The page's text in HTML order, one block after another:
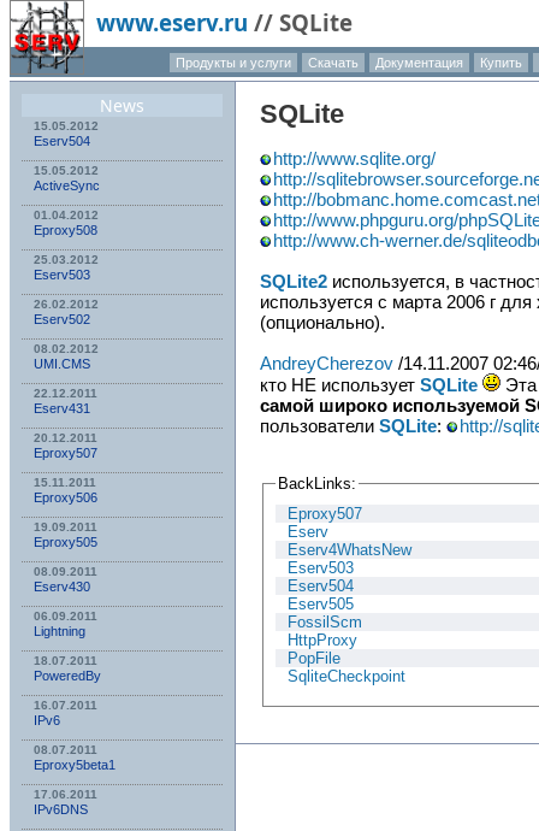
www.eserv.ru // SQLite
Продукты и услуги Скачать Документация Купить
News
15.05.2012
Eserv504
15.05.2012
ActiveSync
01.04.2012
Eproxy508
25.03.2012
Eserv503
26.02.2012
Eserv502
08.02.2012
UMI.CMS
22.12.2011
Eserv431
20.12.2011
Eproxy507
15.11.2011
Eproxy506
19.09.2011
Eproxy505
08.09.2011
Eserv430
06.09.2011
Lightning
18.07.2011
PoweredBy
16.07.2011
IPv6
08.07.2011
Eproxy5beta1
17.06.2011
IPv6DNS
SQLite
http://www.sqlite.org/
http://
http://
http://www.phpguru.org/
http://www.ch-werner.de/
SQLite2 используется, в
используется с марта 2006 г
(опционально).
AndreyCherezov /14.11.2007
кто НЕ использует SQLite
самой широко используемой
пользователи SQLite: http://
BackLinks:
Eproxy507
Eserv
Eserv4WhatsNew
Eserv503
Eserv504
Eserv505
FossilScm
HttpProxy
PopFile
SqliteCheckpoint